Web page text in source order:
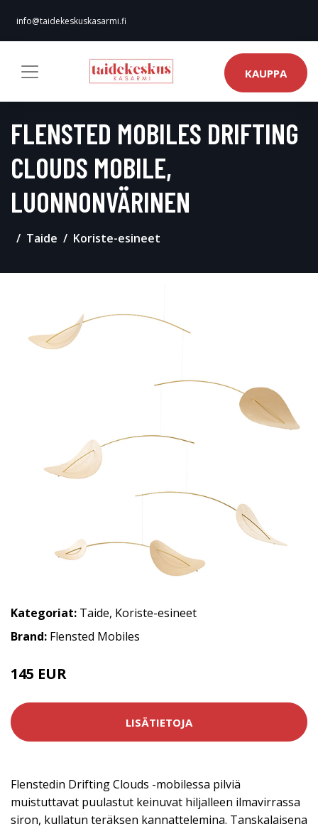
info@taidekeskuskasarmi.fi
KAUPPA
FLENSTED MOBILES DRIFTING
CLOUDS MOBILE,
LUONNONVÄRINEN
Taide Koriste-esineet
Kategoriat: Taide, Koriste-esineet
Brand: Flensted Mobiles
145 EUR
LISÄTIETOJA
Flenstedin Drifting Clouds -mobilessa pilviä
muistuttavat puulastut keinuvat hiljalleen ilmavirrassa
siron, kullatun teräksen kannattelemina. Tanskalaisena